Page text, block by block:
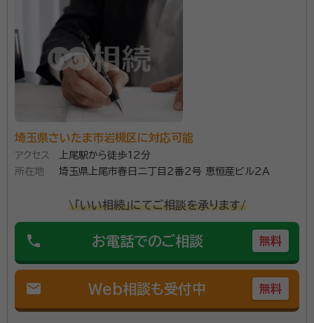
埼玉県さいたま市岩槻区に対応可能
アクセス
上尾駅から徒歩12分
所在地
埼玉県上尾市春日二丁目２番２号 恵恒産ビル２Ａ
\「いい相続」にてご相談を承ります/
phone お電話でのご相談 無料
mail Web相談も受付中 無料